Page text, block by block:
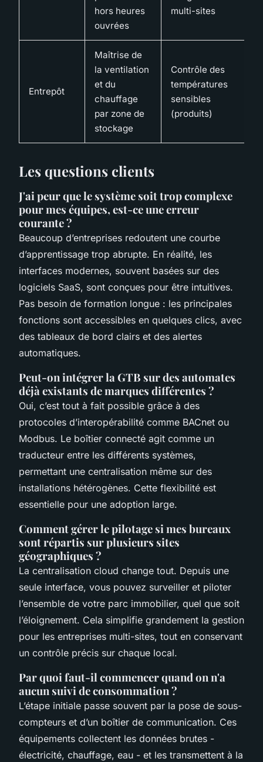
hors heures
ouvrées
multi-sites
Entrepôt
Maîtrise de
la ventilation
et du
chauffage
par zone de
stockage
Contrôle des
températures
sensibles
(produits)
Les questions clients
J'ai peur que le système soit trop complexe
pour mes équipes, est-ce une erreur
courante ?
Beaucoup d’entreprises redoutent une courbe
d’apprentissage trop abrupte. En réalité, les
interfaces modernes, souvent basées sur des
logiciels SaaS, sont conçues pour être intuitives.
Pas besoin de formation longue : les principales
fonctions sont accessibles en quelques clics, avec
des tableaux de bord clairs et des alertes
automatiques.
Peut-on intégrer la GTB sur des automates
déjà existants de marques différentes ?
Oui, c’est tout à fait possible grâce à des
protocoles d’interopérabilité comme BACnet ou
Modbus. Le boîtier connecté agit comme un
traducteur entre les différents systèmes,
permettant une centralisation même sur des
installations hétérogènes. Cette flexibilité est
essentielle pour une adoption large.
Comment gérer le pilotage si mes bureaux
sont répartis sur plusieurs sites
géographiques ?
La centralisation cloud change tout. Depuis une
seule interface, vous pouvez surveiller et piloter
l’ensemble de votre parc immobilier, quel que soit
l’éloignement. Cela simplifie grandement la gestion
pour les entreprises multi-sites, tout en conservant
un contrôle précis sur chaque local.
Par quoi faut-il commencer quand on n'a
aucun suivi de consommation ?
L’étape initiale passe souvent par la pose de sous-
compteurs et d’un boîtier de communication. Ces
équipements collectent les données brutes -
électricité, chauffage, eau - et les transmettent à la